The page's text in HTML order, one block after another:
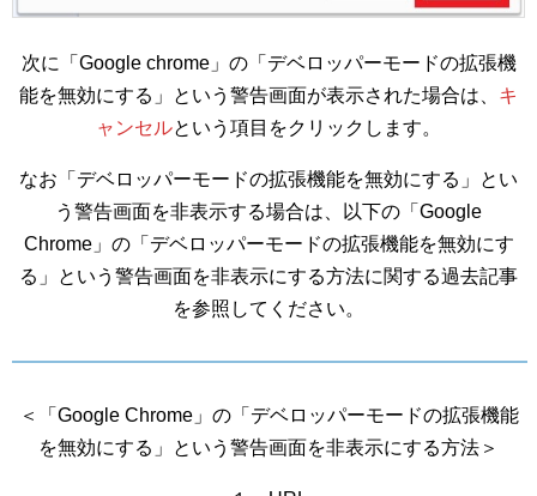
次に「Google chrome」の「デベロッパーモードの拡張機
能を無効にする」という警告画面が表示された場合は、 キ
ャンセルという項目をクリックします。
なお「デベロッパーモードの拡張機能を無効にする」とい
う警告画面を非表示する場合は、以下の「Google
Chrome」の「デベロッパーモードの拡張機能を無効にす
る」という警告画面を非表示にする方法に関する過去記事
を参照してください。
＜「Google Chrome」の「デベロッパーモードの拡張機能
を無効にする」という警告画面を非表示にする方法＞